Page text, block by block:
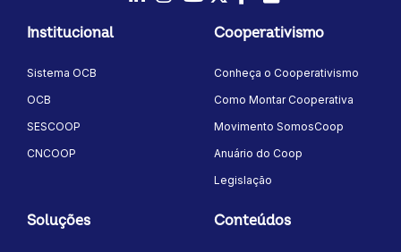
Instagram
YoutubeTwitter/X
Facebook
Institucional
Sistema OCB
OCB
SESCOOP
CNCOOP
Cooperativismo
Conheça o Cooperativismo
Como Montar Cooperativa
Movimento SomosCoop
Anuário do Coop
Legislação
Soluções Conteúdos